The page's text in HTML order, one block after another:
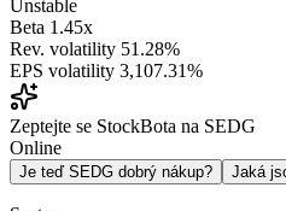
Unstable
Beta 1.45x
Rev. volatility 51.28%
EPS volatility 3,107.31%
Zeptejte se StockBota na SEDG
Online
Je teď SEDG dobrý nákup? Jaká